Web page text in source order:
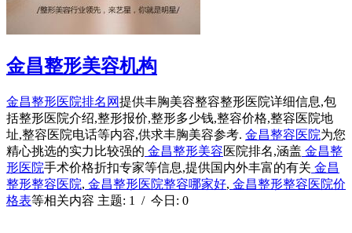
金昌整形美容机构
金昌整形医院排名网提供丰胸美容整容整形医院详细信息,包
括整形医院介绍,整形报价,整形多少钱,整容价格,整容医院地
址,整容医院电话等内容,供求丰胸美容参考. 金昌整容医院为您
精心挑选的实力比较强的 金昌整形美容医院排名,涵盖 金昌整
形医院手术价格折扣专家等信息,提供国内外丰富的有关 金昌
整形整容医院, 金昌整形医院整容哪家好, 金昌整形整容医院价
格表等相关内容 主题: 1 / 今日: 0